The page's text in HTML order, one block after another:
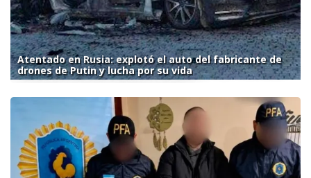
Atentado en Rusia: explotó el auto del fabricante de
drones de Putin y lucha por su vida